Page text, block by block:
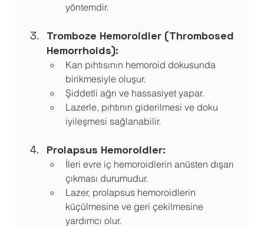
yöntemdir.
Tromboze Hemoroidler (Thrombosed
Hemorrhoids):
Kan pıhtısının hemoroid dokusunda
birikmesiyle oluşur.
Şiddetli ağrı ve hassasiyet yapar.
Lazerle, pıhtının giderilmesi ve doku
iyileşmesi sağlanabilir.
Prolapsus Hemoroidler:
İleri evre iç hemoroidlerin anüsten dışarı
çıkması durumudur.
Lazer, prolapsus hemoroidlerin
küçülmesine ve geri çekilmesine
yardımcı olur.